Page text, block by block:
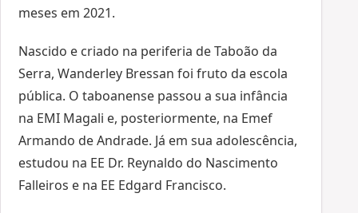
meses em 2021.
Nascido e criado na periferia de Taboão da
Serra, Wanderley Bressan foi fruto da escola
pública. O taboanense passou a sua infância
na EMI Magali e, posteriormente, na Emef
Armando de Andrade. Já em sua adolescência,
estudou na EE Dr. Reynaldo do Nascimento
Falleiros e na EE Edgard Francisco.